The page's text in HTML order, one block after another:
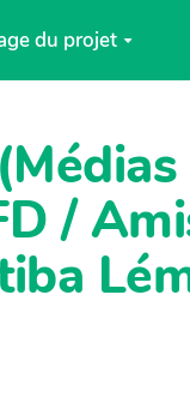
du projet
/